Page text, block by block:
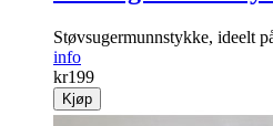
Støvsugermunnstykke, ideelt
info
kr199
Kjøp